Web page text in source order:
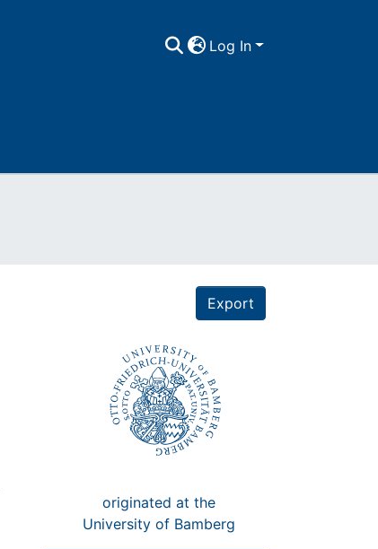
Log In
Export
originated at the
University of Bamberg